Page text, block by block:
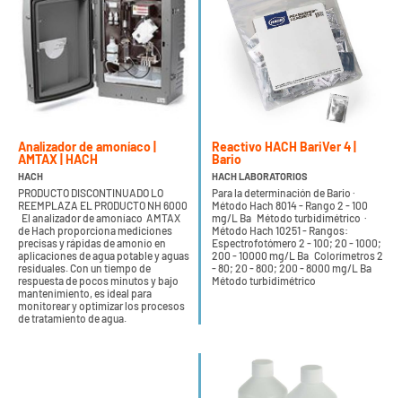
Analizador de amoníaco |
AMTAX | HACH
HACH
PRODUCTO DISCONTINUADO LO
REEMPLAZA EL PRODUCTO NH 6000
El analizador de amoníaco AMTAX
de Hach proporciona mediciones
precisas y rápidas de amonio en
aplicaciones de agua potable y aguas
residuales. Con un tiempo de
respuesta de pocos minutos y bajo
mantenimiento, es ideal para
monitorear y optimizar los procesos
de tratamiento de agua.
Reactivo HACH BariVer 4 |
Bario
HACH LABORATORIOS
Para la determinación de Bario ·
Método Hach 8014 - Rango 2 - 100
mg/L Ba Método turbidimétrico ·
Método Hach 10251 - Rangos:
Espectrofotómero 2 - 100; 20 - 1000;
200 - 10000 mg/L Ba Colorímetros 2
- 80; 20 - 800; 200 - 8000 mg/L Ba
Método turbidimétrico